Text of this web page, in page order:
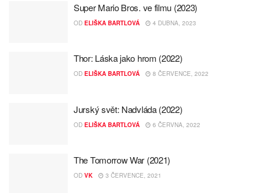
Super Mario Bros. ve filmu (2023)
OD ELIŠKA BARTLOVÁ 4 DUBNA, 2023
Thor: Láska jako hrom (2022)
OD ELIŠKA BARTLOVÁ 8 ČERVENCE, 2022
Jurský svět: Nadvláda (2022)
OD ELIŠKA BARTLOVÁ 6 ČERVNA, 2022
The Tomorrow War (2021)
OD VK 3 ČERVENCE, 2021